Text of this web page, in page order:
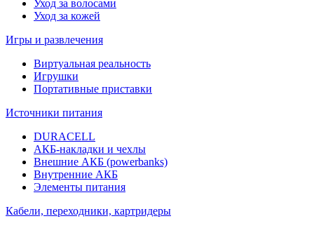
Уход за волосами
Уход за кожей
Игры и развлечения
Виртуальная реальность
Игрушки
Портативные приставки
Источники питания
DURACELL
АКБ-накладки и чехлы
Внешние АКБ (powerbanks)
Внутренние АКБ
Элементы питания
Кабели, переходники, картридеры